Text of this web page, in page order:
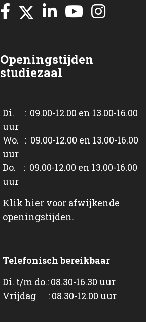
Openingstijden
studiezaal
Di. : 09.00-12.00 en 13.00-16.00
uur
Wo. : 09.00-12.00 en 13.00-16.00
uur
Do. : 09.00-12.00 en 13.00-16.00
uur
Klik hier voor afwijkende
openingstijden.
Telefonisch bereikbaar
Di. t/m do.: 08.30-16.30 uur
Vrijdag : 08.30-12.00 uur